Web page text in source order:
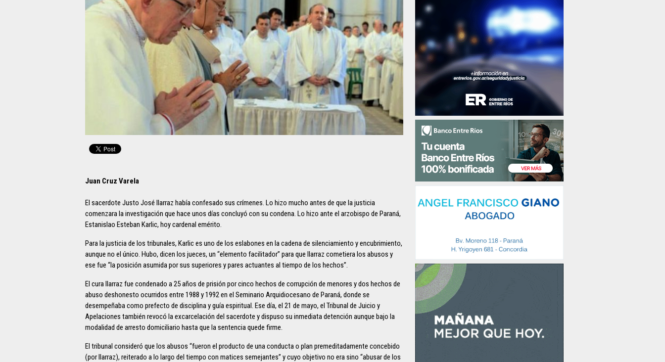
Juan Cruz Varela
El sacerdote Justo José Ilarraz había confesado sus crímenes. Lo hizo mucho antes de que la justicia
comenzara la investigación que hace unos días concluyó con su condena. Lo hizo ante el arzobispo de Paraná,
Estanislao Esteban Karlic, hoy cardenal emérito.
Para la justicia de los tribunales, Karlic es uno de los eslabones en la cadena de silenciamiento y encubrimiento,
aunque no el único. Hubo, dicen los jueces, un “elemento facilitador” para que Ilarraz cometiera los abusos y
ese fue “la posición asumida por sus superiores y pares actuantes al tiempo de los hechos”.
El cura Ilarraz fue condenado a 25 años de prisión por cinco hechos de corrupción de menores y dos hechos de
abuso deshonesto ocurridos entre 1988 y 1992 en el Seminario Arquidiocesano de Paraná, donde se
desempeñaba como prefecto de disciplina y guía espiritual. Ese día, el 21 de mayo, el Tribunal de Juicio y
Apelaciones también revocó la excarcelación del sacerdote y dispuso su inmediata detención aunque bajo la
modalidad de arresto domiciliario hasta que la sentencia quede firme.
El tribunal consideró que los abusos “fueron el producto de una conducta o plan premeditadamente concebido
(por Ilarraz), reiterado a lo largo del tiempo con matices semejantes” y cuyo objetivo no era sino “abusar de los